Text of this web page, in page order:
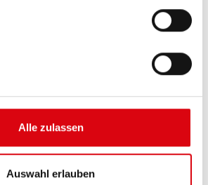
Alle zulassen
Auswahl erlauben
leistungsfähigsten Banner
europäischer KFZ-Hersteller.
zum Nachrüsten.
kaufen: